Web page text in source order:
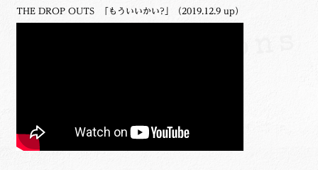
THE DROP OUTS 「もういいかい?」（2019.12.9 up）